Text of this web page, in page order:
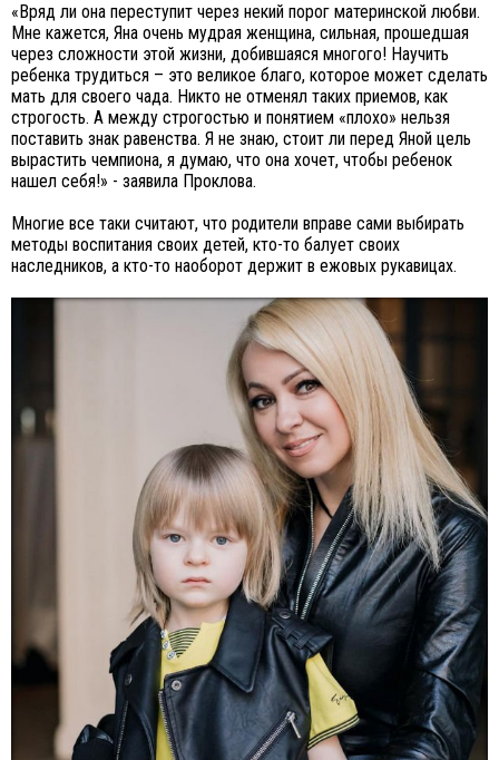
«Вряд ли она переступит через некий порог материнской любви.
Мне кажется, Яна очень мудрая женщина, сильная, прошедшая
через сложности этой жизни, добившаяся многого! Научить
ребенка трудиться – это великое благо, которое может сделать
мать для своего чада. Никто не отменял таких приемов, как
строгость. А между строгостью и понятием «плохо» нельзя
поставить знак равенства. Я не знаю, стоит ли перед Яной цель
вырастить чемпиона, я думаю, что она хочет, чтобы ребенок
нашел себя!» - заявила Проклова.
Многие все таки считают, что родители вправе сами выбирать
методы воспитания своих детей, кто-то балует своих
наследников, а кто-то наоборот держит в ежовых рукавицах.